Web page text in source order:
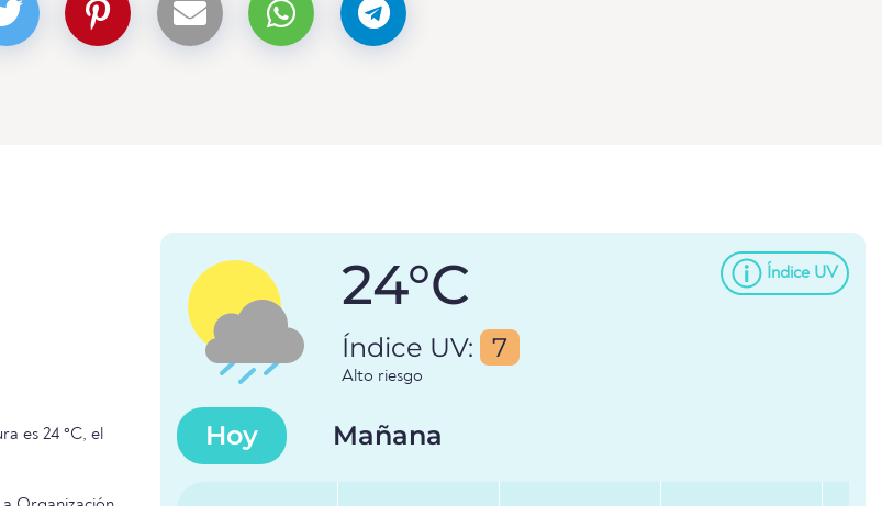
es 24 °C, el
Índice UV
24°C
Índice UV: 7
Alto riesgo
Hoy Mañana